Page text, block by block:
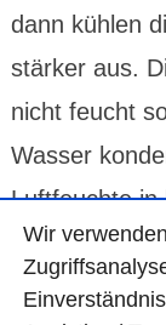
dann kühlen
stärker aus.
nicht feucht
Wasser
Luft­feuchte
schen. Zur
fachge­recht
Wir